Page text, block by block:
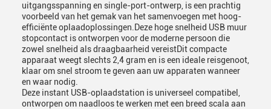
uitgangsspanning en single-port-ontwerp, is een prachtig
voorbeeld van het gemak van het samenvoegen met hoog-
efficiënte oplaadoplossingen.Deze hoge snelheid USB muur
stopcontact is ontworpen voor de moderne persoon die
zowel snelheid als draagbaarheid vereistDit compacte
apparaat weegt slechts 2,4 gram en is een ideale reisgenoot,
klaar om snel stroom te geven aan uw apparaten wanneer
en waar nodig.
Deze instant USB-oplaadstation is universeel compatibel,
ontworpen om naadloos te werken met een breed scala aan